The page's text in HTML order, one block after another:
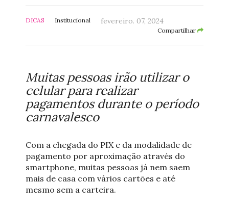
DICAS Institucional fevereiro. 07, 2024
Compartilhar
Muitas pessoas irão utilizar o
celular para realizar
pagamentos durante o período
carnavalesco
Com a chegada do PIX e da modalidade de
pagamento por aproximação através do
smartphone, muitas pessoas já nem saem
mais de casa com vários cartões e até
mesmo sem a carteira.